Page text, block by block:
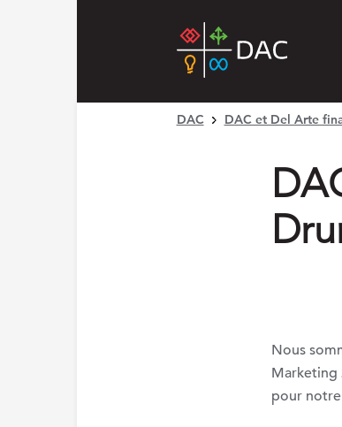
DAC DAC et Del Arte
Nous
Marketing
pour